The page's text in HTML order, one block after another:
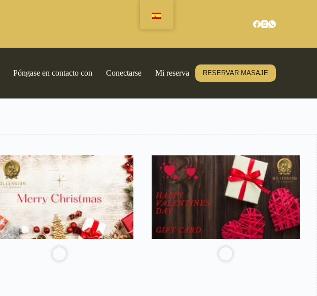
Póngase en contacto con Conectarse Mi reserva RESERVAR MASAJE